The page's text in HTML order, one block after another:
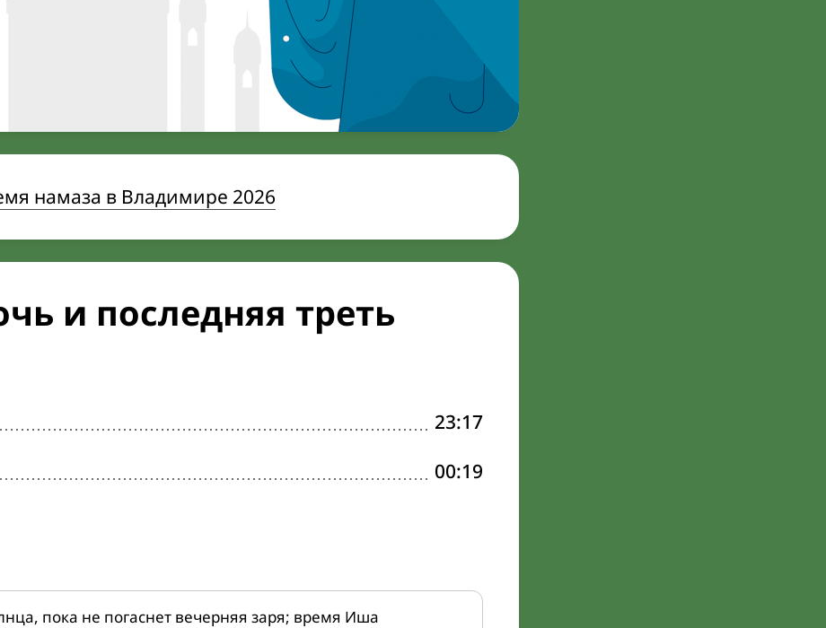
намаза в Владимире 2026
и последняя треть
23:17
00:19
пока не погаснет вечерняя заря; время Иша